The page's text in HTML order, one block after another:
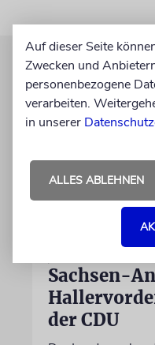
Jüdische
Sachsen-
der CDU
Auf dieser Seite
Zwecken und
personenbezogene
verarbeiten.
in unserer
ALLES ABLEHNEN